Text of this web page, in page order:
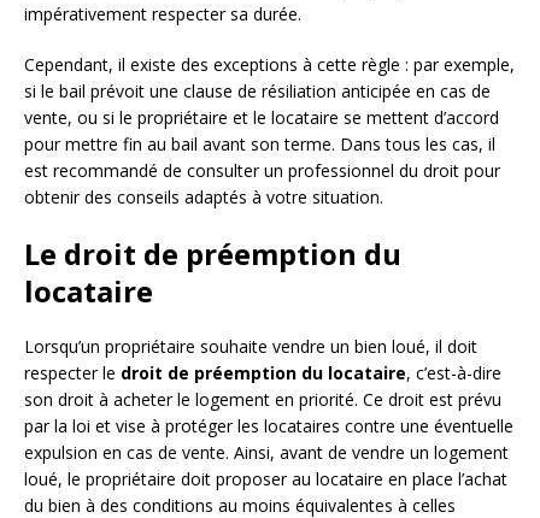
impérativement respecter sa durée.
Cependant, il existe des exceptions à cette règle : par exemple,
si le bail prévoit une clause de résiliation anticipée en cas de
vente, ou si le propriétaire et le locataire se mettent d’accord
pour mettre fin au bail avant son terme. Dans tous les cas, il
est recommandé de consulter un professionnel du droit pour
obtenir des conseils adaptés à votre situation.
Le droit de préemption du
locataire
Lorsqu’un propriétaire souhaite vendre un bien loué, il doit
respecter le droit de préemption du locataire, c’est-à-dire
son droit à acheter le logement en priorité. Ce droit est prévu
par la loi et vise à protéger les locataires contre une éventuelle
expulsion en cas de vente. Ainsi, avant de vendre un logement
loué, le propriétaire doit proposer au locataire en place l’achat
du bien à des conditions au moins équivalentes à celles